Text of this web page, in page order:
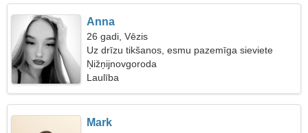
Anna
26 gadi, Vēzis
Uz drīzu tikšanos, esmu pazemīga sieviete
Ņižņijnovgoroda
Laulība
Mark